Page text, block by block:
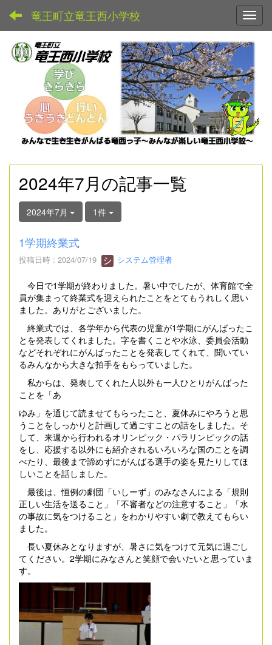
竜王町立竜王西小学校
2024年7月の記事一覧
2024年7月 1件
1学期終業式
投稿日時 : 2024/07/19 システム管理者
今日で1学期が終わりました。暑い中でしたが、体育館で全
員が集まって終業式を迎えられたことをとてもうれしく思い
ました。ありがとございました。
終業式では、各学年から代表の児童が1学期にがんばったこ
とを発表してくれました。字を書くことや水泳、委員会活動
などそれぞれにがんばったことを発表してくれて、聞いてい
るみんなから大きな拍手をもらっていました。
私からは、発表してくれた人以外も一人ひとりがんばった
ことを「あ
ゆみ」を通じて読ませてもらったこと、夏休みにやろうと思
うことをしっかりと計画して過ごすことの話をしました。そ
して、来週から行われるオリンピック・パラリンピックの話
をし、応援する以外にも紹介されるいろいろな国のことを調
べたり、最後まで諦めずにがんばる選手の姿を見たりしてほ
しいことを話しました。
最後は、恒例の劇団「いしーず」のみなさんによる「規則
正しい生活を送ること」「不審者などの注意すること」「水
の事故に気をつけること」をわかりやすい劇で教えてもらい
ました。
長い夏休みとなりますが、暑さに気をつけて元気に過ごし
てください。2学期にみなさんと笑顔で会いたいと思っていま
す。